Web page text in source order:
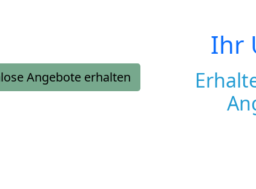
Angebote erhalten
Ihr